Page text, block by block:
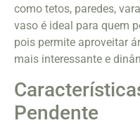
como tetos, paredes,
vaso é ideal para quem
pois permite aproveitar
mais interessante e
Pendente